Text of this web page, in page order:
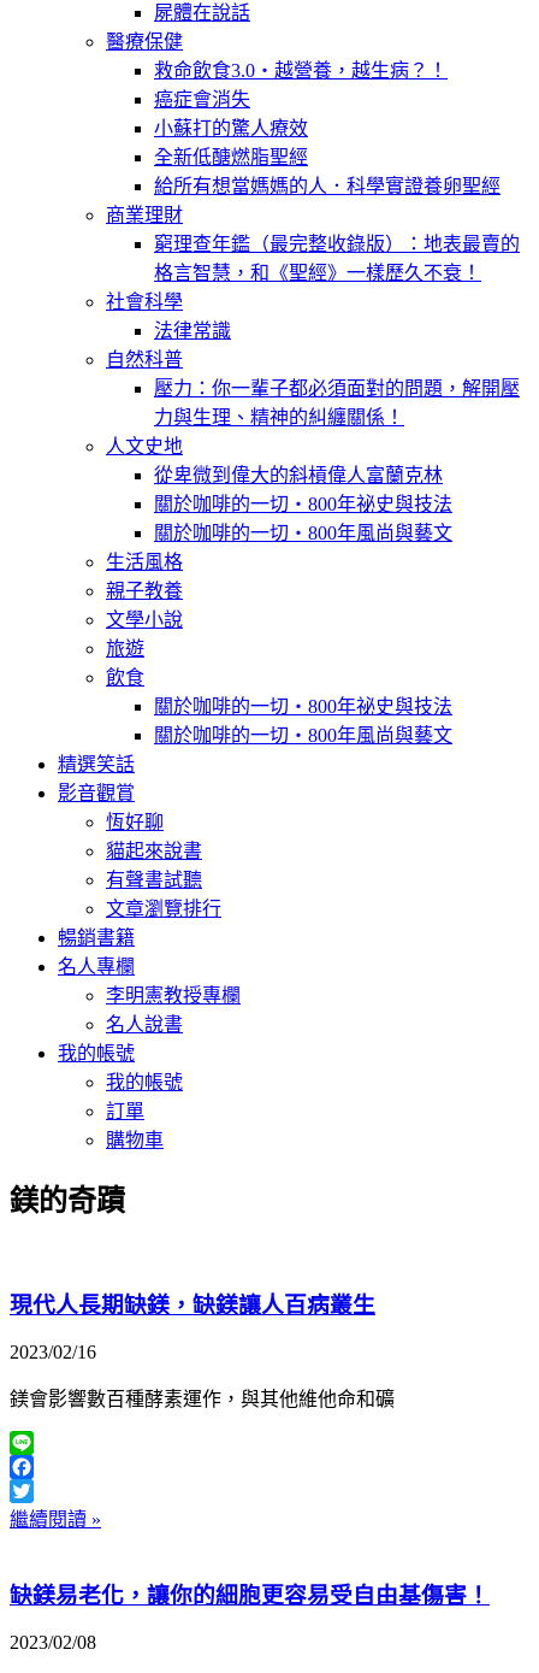
屍體在說話
醫療保健
救命飲食3.0‧越營養，越生病？！
癌症會消失
小蘇打的驚人療效
全新低醣燃脂聖經
給所有想當媽媽的人．科學實證養卵聖經
商業理財
窮理查年鑑（最完整收錄版）：地表最賣的
格言智慧，和《聖經》一樣歷久不衰！
社會科學
法律常識
自然科普
壓力：你一輩子都必須面對的問題，解開壓
力與生理、精神的糾纏關係！
人文史地
從卑微到偉大的斜槓偉人富蘭克林
關於咖啡的一切‧800年祕史與技法
關於咖啡的一切‧800年風尚與藝文
生活風格
親子教養
文學小說
旅遊
飲食
關於咖啡的一切‧800年祕史與技法
關於咖啡的一切‧800年風尚與藝文
精選笑話
影音觀賞
恆好聊
貓起來說書
有聲書試聽
文章瀏覽排行
暢銷書籍
名人專欄
李明憲教授專欄
名人說書
我的帳號
我的帳號
訂單
購物車
鎂的奇蹟
現代人長期缺鎂，缺鎂讓人百病叢生
2023/02/16
鎂會影響數百種酵素運作，與其他維他命和礦
Line
Facebook
Twitter
繼續閱讀 »
缺鎂易老化，讓你的細胞更容易受自由基傷害！
2023/02/08